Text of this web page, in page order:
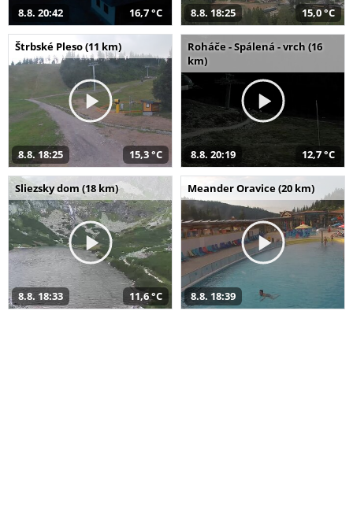
8.8. 20:42 16,7 °C 8.8. 18:25 15,0 °C
Štrbské Pleso (11 km)
8.8. 18:25 15,3 °C
Roháče - Spálená - vrch (16
km)
8.8. 20:19 12,7 °C
Sliezsky dom (18 km)
8.8. 18:33 11,6 °C
Meander Oravice (20 km)
8.8. 18:39